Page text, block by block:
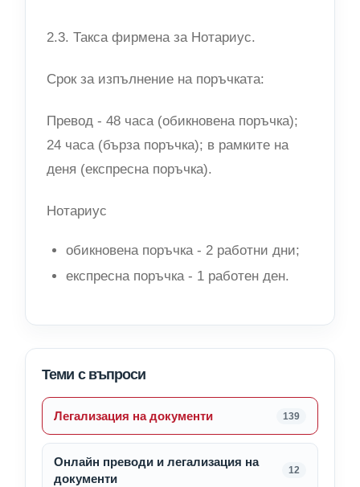
2.3. Такса фирмена за Нотариус.
Срок за изпълнение на поръчката:
Превод - 48 часа (обикновена поръчка);
24 часа (бърза поръчка); в рамките на
деня (експресна поръчка).
Нотариус
обикновена поръчка - 2 работни дни;
експресна поръчка - 1 работен ден.
Теми с въпроси
Легализация на документи 139
Онлайн преводи и легализация на
документи
12